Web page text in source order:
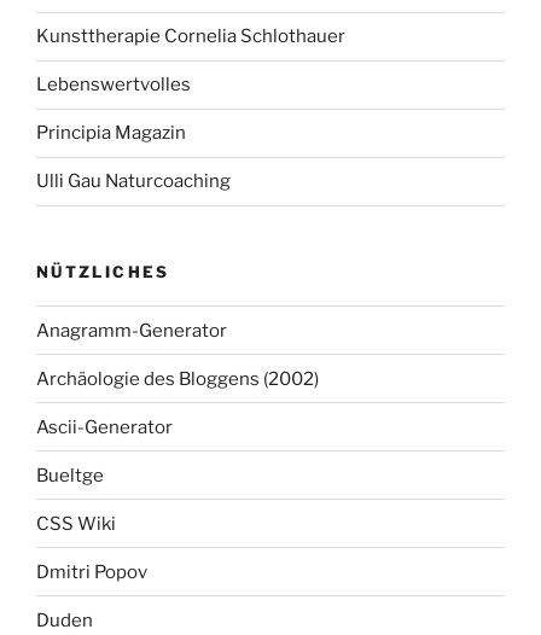
Kunsttherapie Cornelia Schlothauer
Lebenswertvolles
Principia Magazin
Ulli Gau Naturcoaching
NÜTZLICHES
Anagramm-Generator
Archäologie des Bloggens (2002)
Ascii-Generator
Bueltge
CSS Wiki
Dmitri Popov
Duden